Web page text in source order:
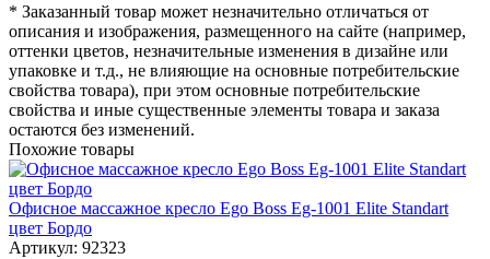
* Заказанный товар может незначительно отличаться от
описания и изображения, размещенного на сайте (например,
оттенки цветов, незначительные изменения в дизайне или
упаковке и т.д., не влияющие на основные потребительские
свойства товара), при этом основные потребительские
свойства и иные существенные элементы товара и заказа
остаются без изменений.
Похожие товары
Офисное массажное кресло Ego Boss Eg-1001 Elite Standart
цвет Бордо
Артикул: 92323